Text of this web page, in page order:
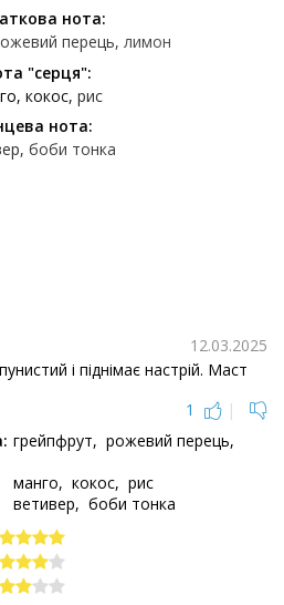
нота:
перець лимон
"серця":
кокос рис
нота:
боби тонка
12.03.2025
і піднімає настрій. Маст
1
|
грейпфрут
рожевий перець
манго кокос
рис
ветивер боби тонка